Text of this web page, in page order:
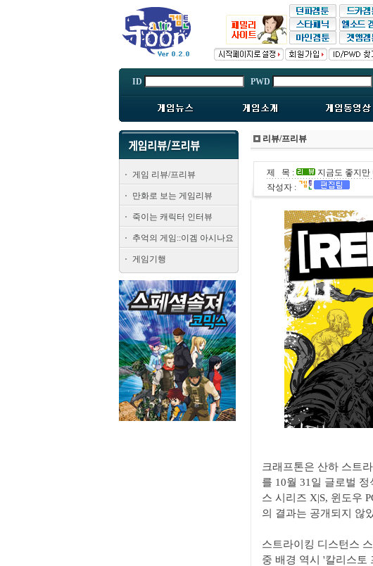
ID PWD
게임 리뷰/프리뷰
만화로 보는 게임리뷰
죽이는 캐릭터 인터뷰
추억의 게임::이겜 아시나요
게임기행
리뷰/프리뷰
제 목 :
지금도 좋지만
작성자 :
크래프톤은 산하 스트
를 10월 31일 글로벌
스 시리즈 X|S, 윈도우
의 결과는 공개되지 않
스트라이킹 디스턴스
중 배경 역시 '칼리스토